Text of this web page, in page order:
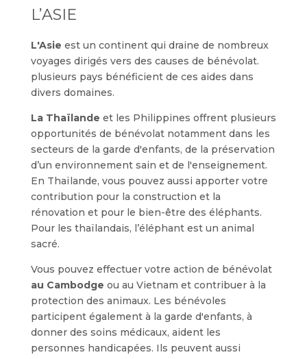
L’ASIE
L'Asie est un continent qui draine de nombreux
voyages dirigés vers des causes de bénévolat.
plusieurs pays bénéficient de ces aides dans
divers domaines.
La Thaïlande et les Philippines offrent plusieurs
opportunités de bénévolat notamment dans les
secteurs de la garde d'enfants, de la préservation
d’un environnement sain et de l'enseignement.
En Thaïlande, vous pouvez aussi apporter votre
contribution pour la construction et la
rénovation et pour le bien-être des éléphants.
Pour les thaïlandais, l’éléphant est un animal
sacré.
Vous pouvez effectuer votre action de bénévolat
au Cambodge ou au Vietnam et contribuer à la
protection des animaux. Les bénévoles
participent également à la garde d'enfants, à
donner des soins médicaux, aident les
personnes handicapées. Ils peuvent aussi